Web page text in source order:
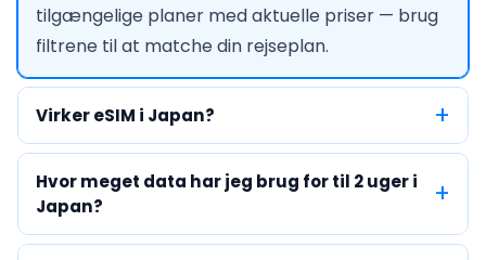
tilgængelige planer med aktuelle priser — brug
filtrene til at matche din rejseplan.
Virker eSIM i Japan?
Hvor meget data har jeg brug for til 2 uger i
Japan?